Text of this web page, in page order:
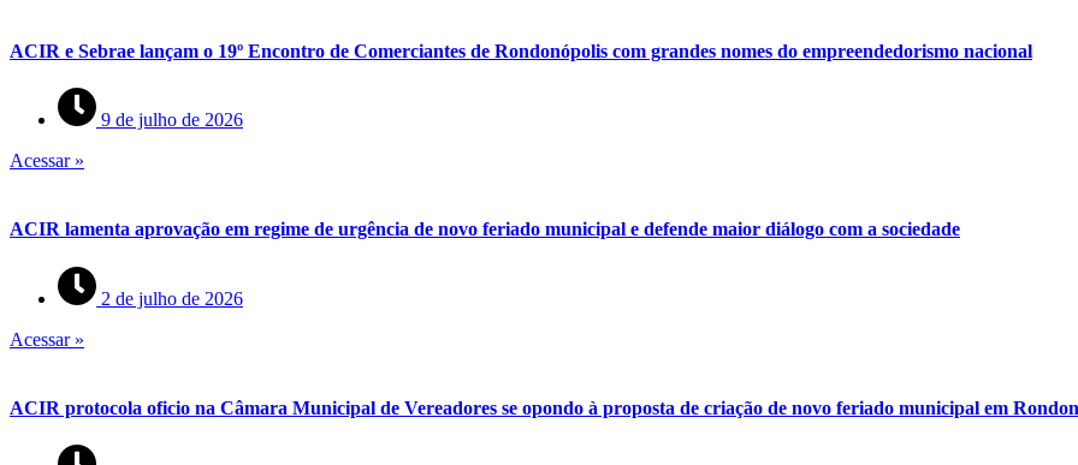
ACIR e Sebrae lançam o 19º Encontro de Comerciantes de Rondonópolis com grandes nomes do empreendedorismo nacional
9 de julho de 2026
Acessar »
ACIR lamenta aprovação em regime de urgência de novo feriado municipal e defende maior diálogo com a sociedade
2 de julho de 2026
Acessar »
ACIR protocola oficio na Câmara Municipal de Vereadores se opondo à proposta de criação de novo feriado municipal em